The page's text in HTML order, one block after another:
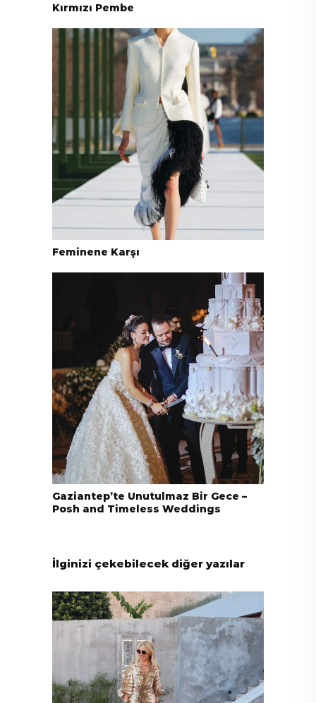
Kırmızı Pembe
Feminene Karşı
Gaziantep’te Unutulmaz Bir Gece –
Posh and Timeless Weddings
İlginizi çekebilecek diğer yazılar